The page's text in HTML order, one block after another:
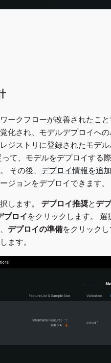
ークフローが改善されたこと
化され、モデルデプロイへ
ジストリに登録されたモデル
て、モデルをデプロイする
その後、 デプロイ情報を追加
ジョンをデプロイできます。
します。 デプロイ推奨と デ
プロイ をクリックします。 選
デプロイの準備をクリック
ます。